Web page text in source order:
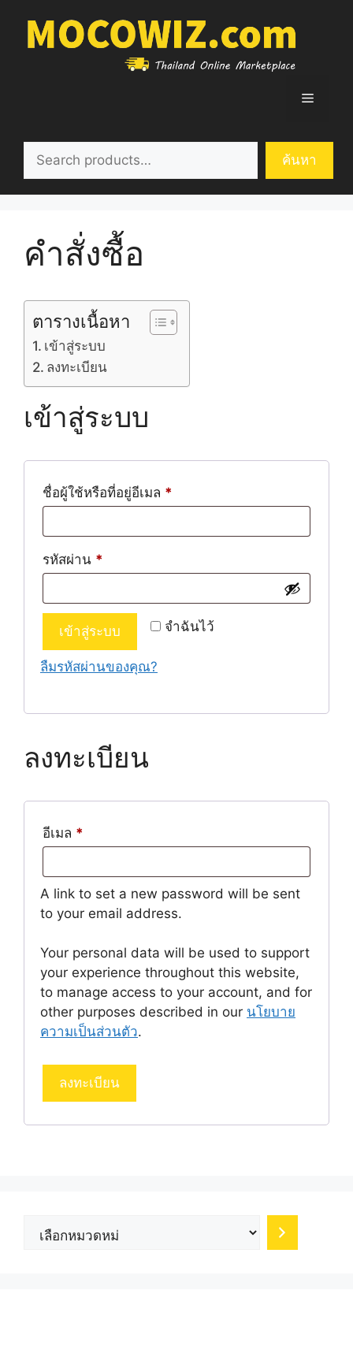
content
Menu
ค้นหา
คำสั่งซื้อ
ตารางเนื้อหา
เข้าสู่ระบบ
ลงทะเบียน
เข้าสู่ระบบ
ชื่อผู้ใช้หรือที่อยู่อีเมล *
รหัสผ่าน *
จำฉันไว้
เข้าสู่ระบบ
ลืมรหัสผ่านของคุณ?
ลงทะเบียน
อีเมล *
A link to set a new password will be sent
to your email address.
Your personal data will be used to support
your experience throughout this website,
to manage access to your account, and for
other purposes described in our นโยบาย
ความเป็นส่วนตัว.
ลงทะเบียน
หมวด